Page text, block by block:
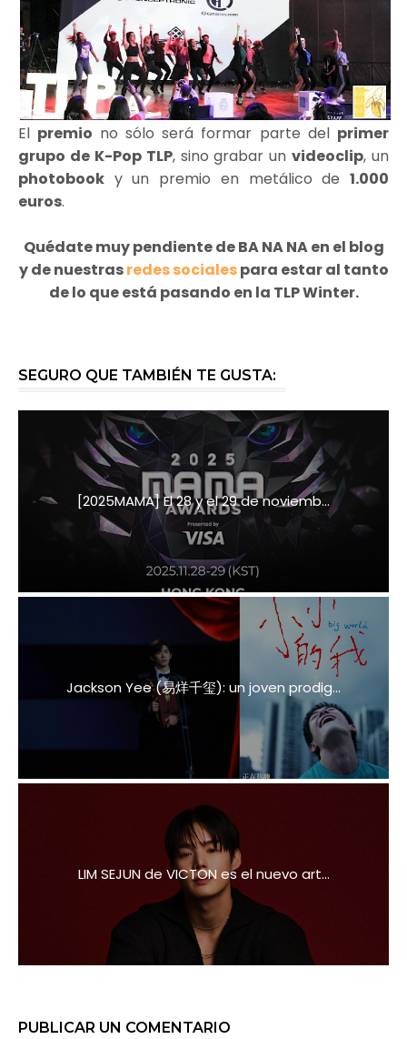
El premio no sólo será formar parte del primer
grupo de K-Pop TLP, sino grabar unvideoclip, un
photobook y un premio en metálico de 1.000
euros.
Quédate muy pendiente de BA NA NA en el blog
y de nuestrasredes socialespara estar al tanto
de lo que está pasando en la TLP Winter.
SEGURO QUE TAMBIÉN TE GUSTA:
[2025MAMA] El 28 y el 29 de noviemb...
Jackson Yee (易烊千玺): un joven prodig...
LIM SEJUN de VICTON es el nuevo art...
PUBLICAR UN COMENTARIO